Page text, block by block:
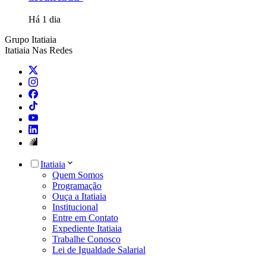
Há 1 dia
Grupo Itatiaia
Itatiaia Nas Redes
Itatiaia
Quem Somos
Programação
Ouça a Itatiaia
Institucional
Entre em Contato
Expediente Itatiaia
Trabalhe Conosco
Lei de Igualdade Salarial